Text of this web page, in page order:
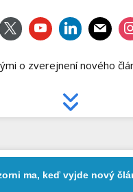
o zverejnení nového
ma, keď vyjde nový